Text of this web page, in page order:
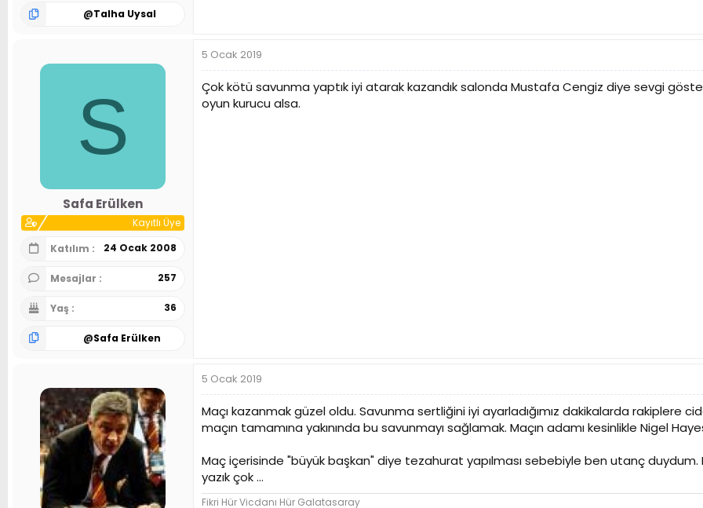
@Talha Uysal
S
Safa Erülken
Kayıtlı Üye
Katılım
24 Ocak 2008
Mesajlar 257
Yaş 36
@Safa Erülken
5 Ocak 2019
Çok kötü savunma yaptık iyi atarak kazandık salonda Mustafa Cengiz diye sevgi
oyun kurucu alsa.
5 Ocak 2019
Maçı kazanmak güzel oldu. Savunma sertliğini iyi ayarladığımız dakikalarda rakiplere
maçın tamamına yakınında bu savunmayı sağlamak. Maçın adamı kesinlikle Nigel
Maç içerisinde "büyük başkan" diye tezahurat yapılması sebebiyle ben utanç
yazık çok ...
Fikri Hür Vicdanı Hür Galatasaray